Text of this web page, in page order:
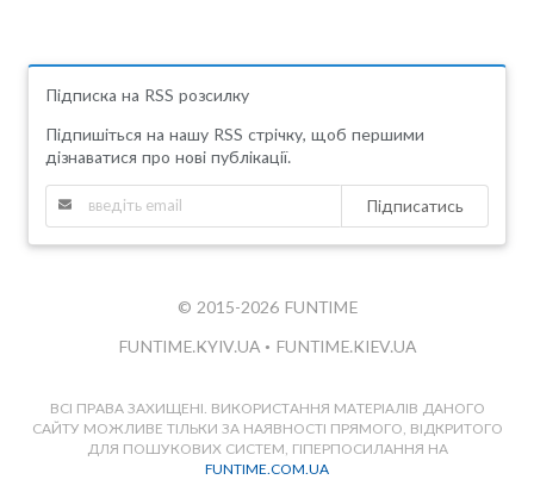
Підписка на RSS розсилку
Підпишіться на нашу RSS стрічку, щоб першими
дізнаватися про нові публікації.
Підписатись
© 2015-2026 FUNTIME
FUNTIME.KYIV.UA • FUNTIME.KIEV.UA
ВСІ ПРАВА ЗАХИЩЕНІ. ВИКОРИСТАННЯ МАТЕРІАЛІВ ДАНОГО
САЙТУ МОЖЛИВЕ ТІЛЬКИ ЗА НАЯВНОСТІ ПРЯМОГО, ВІДКРИТОГО
ДЛЯ ПОШУКОВИХ СИСТЕМ, ГІПЕРПОСИЛАННЯ НА
FUNTIME.COM.UA